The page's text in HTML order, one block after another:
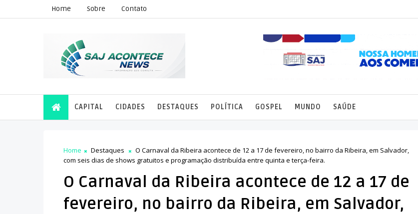
Home Sobre Contato
CAPITAL CIDADES DESTAQUES POLÍTICA GOSPEL MUNDO SAÚDE
Home Destaques
O Carnaval da Ribeira acontece de 12 a 17 de fevereiro, no bairro da Ribeira, em Salvador,
com seis dias de shows gratuitos e programação distribuída entre quinta e terça-feira.
O Carnaval da Ribeira acontece de 12 a 17 de
fevereiro, no bairro da Ribeira, em Salvador,